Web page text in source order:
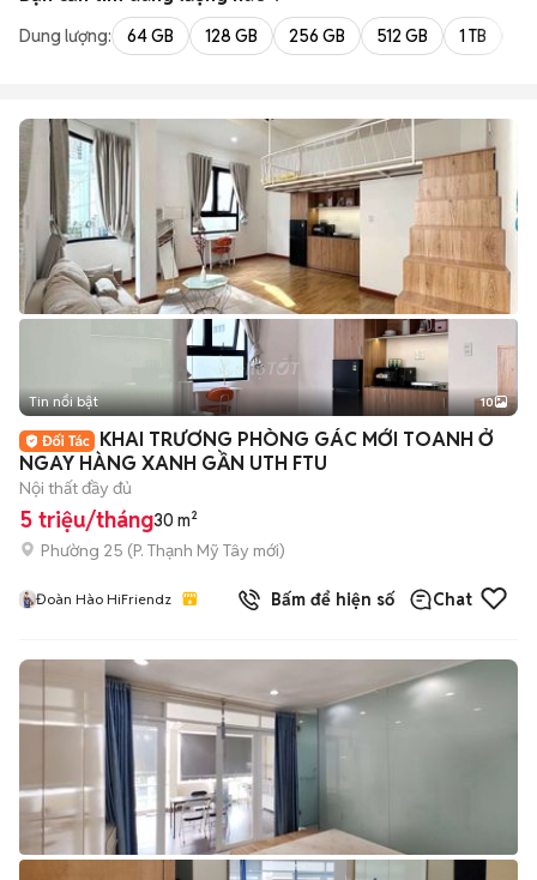
Dung lượng: 64 GB 128 GB 256 GB 512 GB 1 TB
+2
Tin nổi bật 10
KHAI TRƯƠNG PHÒNG GÁC MỚI TOANH Ở
NGAY HÀNG XANH GẦN UTH FTU
Nội thất đầy đủ
5 triệu/tháng30 m²
Phường 25 (P. Thạnh Mỹ Tây mới)
Đoàn Hào HiFriendz Bấm để hiện số Chat